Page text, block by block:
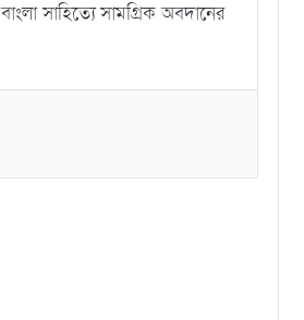
সাহিত্যে সামগ্রিক অবদানের